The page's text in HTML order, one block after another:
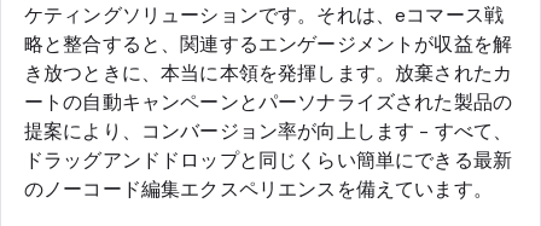
ケティングソリューションです。それは、eコマース戦
略と整合すると、関連するエンゲージメントが収益を解
き放つときに、本当に本領を発揮します。放棄されたカ
ートの自動キャンペーンとパーソナライズされた製品の
提案により、コンバージョン率が向上します - すべて、
ドラッグアンドドロップと同じくらい簡単にできる最新
のノーコード編集エクスペリエンスを備えています。